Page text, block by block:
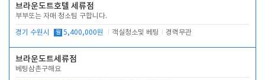
브라운도트호텔 세류점
부부또는 자매 청소팀 구합니다.
경기 수원시 월 5,400,000원 객실청소및 베팅 경력무관
브라운도트세류점
베팅삼촌구해요